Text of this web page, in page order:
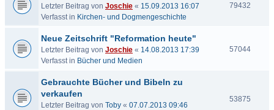
Letzter Beitrag von Joschie « 15.09.2013 16:07
Verfasst in Kirchen- und Dogmengeschichte
79432
Neue Zeitschrift "Reformation heute"
Letzter Beitrag von Joschie « 14.08.2013 17:39
Verfasst in Bücher und Medien
57044
Gebrauchte Bücher und Bibeln zu
verkaufen
Letzter Beitrag von Toby « 07.07.2013 09:46
53875